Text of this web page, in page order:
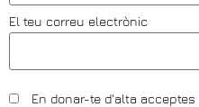
El teu correu electrònic
En donar-te d'alta acceptes